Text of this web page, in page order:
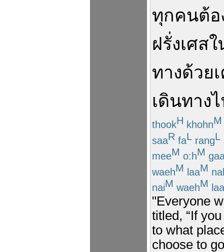
ทุกคนต้อ
ฝรั่งเศสใ
ทางด้วย
เดินทาง
thookH khohnM
saaR faL rangL
meeM o:hM
waehM laaM
naiM waehM laa
"Everyone
titled, “If
to what
choose to